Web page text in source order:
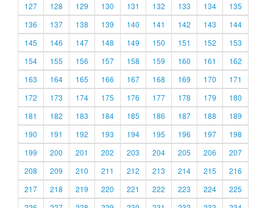
127
128 129 130 131 132 133 134
135
136
137 138 139 140 141 142 143
144
145
146 147 148 149 150 151 152
153
154
155 156 157 158 159 160 161
162
163
164 165 166 167 168 169 170
171
172
173 174 175 176 177 178 179
180
181
182 183 184 185 186 187 188
189
190
191 192 193 194 195 196 197
198
199
200 201 202 203 204 205 206
207
208
209 210 211 212 213 214 215
216
217
218 219 220 221 222 223 224
225